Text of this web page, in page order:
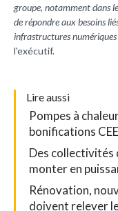
groupe, notamment dans
de répondre aux besoins
infrastructures
l'exécutif.
Lire aussi
Pompes à
bonifications
Des collectivités
monter en
Rénovation,
doivent relever